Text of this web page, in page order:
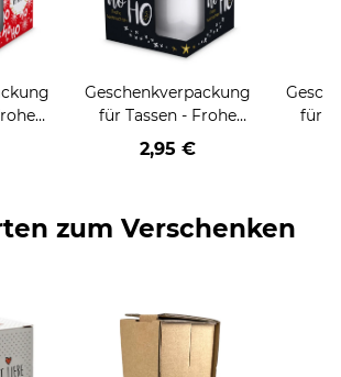
HO
Geschenkverpackung
für Tassen - Frohe
Weihnachten - HO
HO HO - schwarz
2,95 €
für
zum Verschenken